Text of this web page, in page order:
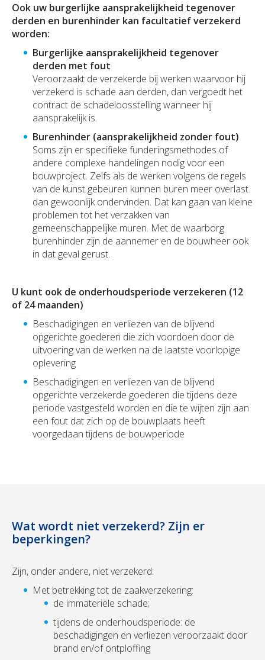
Ook uw burgerlijke aansprakelijkheid tegenover
derden en burenhinder kan facultatief verzekerd
worden:
Burgerlijke aansprakelijkheid tegenover
derden met fout
Veroorzaakt de verzekerde bij werken waarvoor hij
verzekerd is schade aan derden, dan vergoedt het
contract de schadeloosstelling wanneer hij
aansprakelijk is.
Burenhinder (aansprakelijkheid zonder fout)
Soms zijn er specifieke funderingsmethodes of
andere complexe handelingen nodig voor een
bouwproject. Zelfs als de werken volgens de regels
van de kunst gebeuren kunnen buren meer overlast
dan gewoonlijk ondervinden. Dat kan gaan van kleine
problemen tot het verzakken van
gemeenschappelijke muren. Met de waarborg
burenhinder zijn de aannemer en de bouwheer ook
in dat geval gerust.
U kunt ook de onderhoudsperiode verzekeren (12
of 24 maanden)
Beschadigingen en verliezen van de blijvend
opgerichte goederen die zich voordoen door de
uitvoering van de werken na de laatste voorlopige
oplevering
Beschadigingen en verliezen van de blijvend
opgerichte verzekerde goederen die tijdens deze
periode vastgesteld worden en die te wijten zijn aan
een fout dat zich op de bouwplaats heeft
voorgedaan tijdens de bouwperiode
Wat wordt niet verzekerd? Zijn er
beperkingen?
Zijn, onder andere, niet verzekerd:
Met betrekking tot de zaakverzekering:
de immateriële schade;
tijdens de onderhoudsperiode: de
beschadigingen en verliezen veroorzaakt door
brand en/of ontploffing